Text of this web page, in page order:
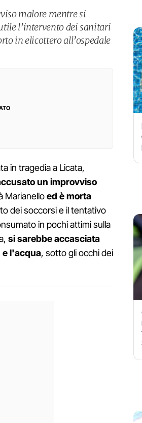
malore mentre si
l’intervento dei sanitari
in elicottero all’ospedale
in tragedia a Licata,
un improvviso
Marianelloed è morta
dei soccorsi e il tentativo
in pochi attimi sulla
si sarebbe accasciata
e l'acqua, sotto gli occhi dei